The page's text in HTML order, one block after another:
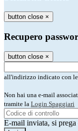
button close ×
Recupero
button close ×
all'indirizzo indicato con
Non hai una e-mail
tramite la Login Spaggiari
E-mail inviata, si